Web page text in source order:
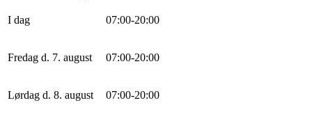
I dag 07:00-20:00
Fredag d. 7. august 07:00-20:00
Lørdag d. 8. august 07:00-20:00